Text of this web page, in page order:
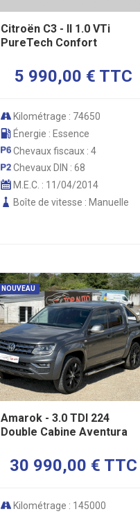
Citroën C3 - II 1.0 VTi
PureTech Confort
5 990,00 € TTC
Kilométrage : 74650
Énergie : Essence
Chevaux fiscaux : 4
Chevaux DIN : 68
M.E.C. : 11/04/2014
Boîte de vitesse : Manuelle
NOUVEAU
Amarok - 3.0 TDI 224
Double Cabine Aventura
30 990,00 € TTC
Kilométrage : 145000